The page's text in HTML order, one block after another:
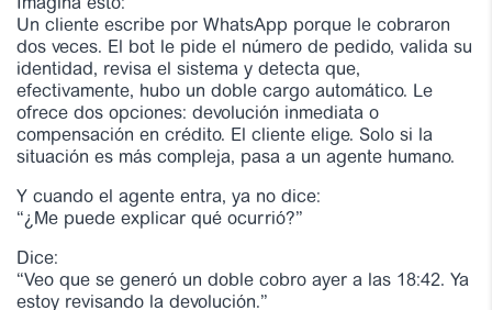
Imagina esto:
Un cliente escribe por WhatsApp porque le cobraron
dos veces. El bot le pide el número de pedido, valida su
identidad, revisa el sistema y detecta que,
efectivamente, hubo un doble cargo automático. Le
ofrece dos opciones: devolución inmediata o
compensación en crédito. El cliente elige. Solo si la
situación es más compleja, pasa a un agente humano.
Y cuando el agente entra, ya no dice:
“¿Me puede explicar qué ocurrió?”
Dice:
“Veo que se generó un doble cobro ayer a las 18:42. Ya
estoy revisando la devolución.”